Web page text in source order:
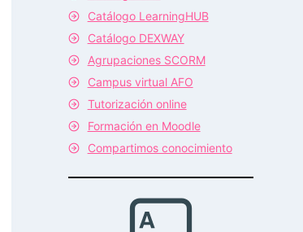
Catálogo LearningHUB
Catálogo DEXWAY
Agrupaciones SCORM
Campus virtual AFO
Tutorización online
Formación en Moodle
Compartimos conocimiento